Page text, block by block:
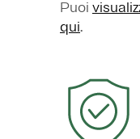
Puoi
qui.